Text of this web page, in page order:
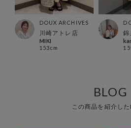
DOUX ARCHIVES
川崎アトレ店
MIKI
153cm
錦
BLOG
この商品を紹介し